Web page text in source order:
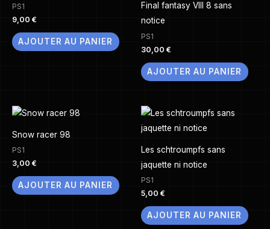
PS1
9,00 €
AJOUTER AU PANIER
Final fantasy VIII 8 sans
notice
PS1
30,00 €
AJOUTER AU PANIER
Snow racer 98
PS1
3,00 €
AJOUTER AU PANIER
Les schtroumpfs sans
jaquette ni notice
PS1
5,00 €
AJOUTER AU PANIER